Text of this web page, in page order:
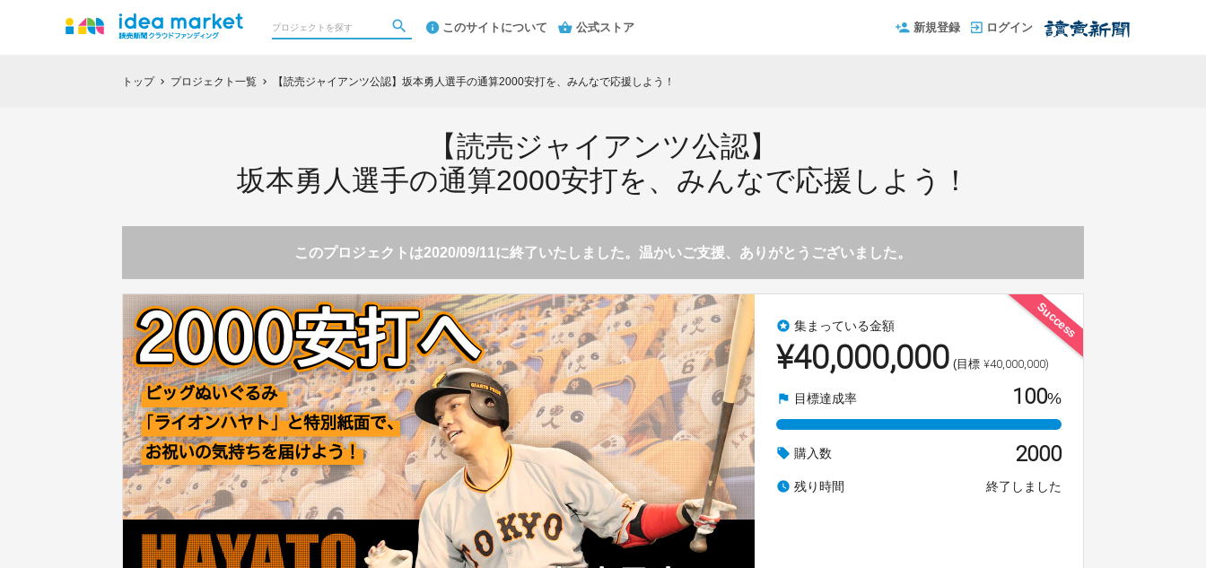
このサイトについて 公式ストア 新規登録 ログイン
トップ chevron_right プロジェクト一覧 chevron_right 【読売ジャイアンツ公認】坂本勇人選手の通算2000安打を、みんなで応援しよう！
【読売ジャイアンツ公認】
坂本勇人選手の通算2000安打を、みんなで応援しよう！
このプロジェクトは2020/09/11に終了いたしました。温かいご支援、ありがとうございました。
Success
stars 集まっている金額
¥40,000,000 (目標 ¥40,000,000)
flag 目標達成率 100%
local_offer 購入数 2000
watch_later 残り時間 終了しました